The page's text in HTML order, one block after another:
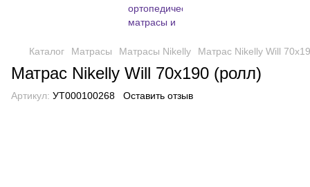
Каталог Матрасы Матрасы Nikelly Матрас Nikelly Will
Матрас Nikelly Will 70х190 (ролл)
Артикул: УТ000100268 Оставить отзыв